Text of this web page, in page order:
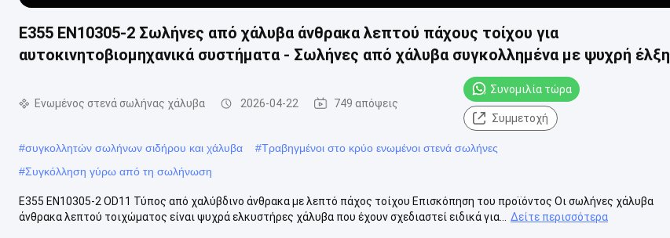
Time
Ε355 EN10305-2 Σωλήνες από χάλυβα άνθρακα λεπτού πάχους τοίχου για
αυτοκινητοβιομηχανικά συστήματα - Σωλήνες από χάλυβα συγκολλημένα με ψυχρή έλξη
Ενωμένος στενά σωλήνας χάλυβα 2026-04-22 749 απόψεις
Συνομιλία τώρα
Συμμετοχή
#συγκολλητών σωλήνων σιδήρου και χάλυβα #Τραβηγμένοι στο κρύο ενωμένοι στενά σωλήνες
#Συγκόλληση γύρω από τη σωλήνωση
Ε355 EN10305-2 OD11 Τύπος από χαλύβδινο άνθρακα με λεπτό πάχος τοίχου Επισκόπηση του προϊόντος Οι σωλήνες χάλυβα
άνθρακα λεπτού τοιχώματος είναι ψυχρά ελκυστήρες χάλυβα που έχουν σχεδιαστεί ειδικά για...
Δείτε περισσότερα